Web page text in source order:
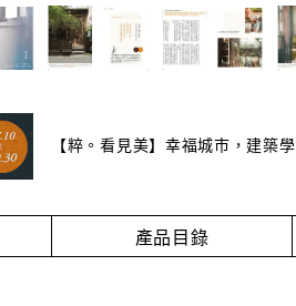
【粹。看見美】幸福城市，建築學
產品目錄